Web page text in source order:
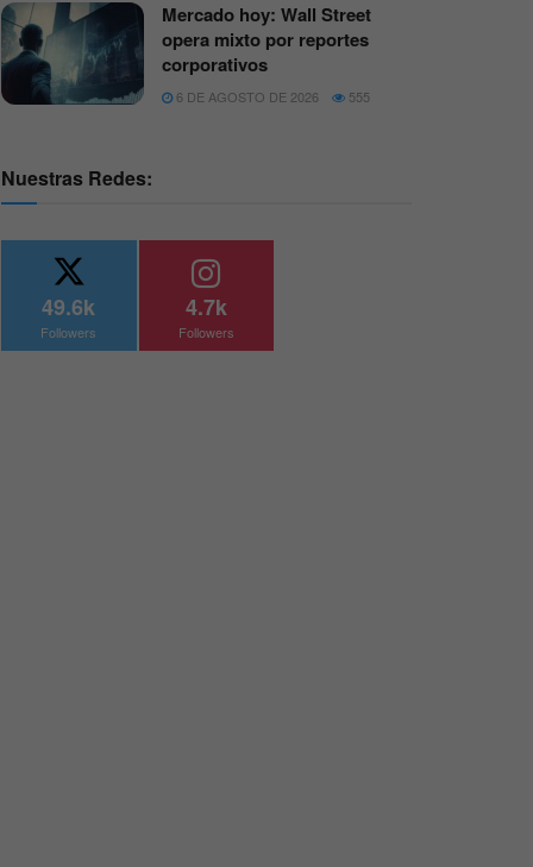
Mercado hoy: Wall Street
opera mixto por reportes
corporativos
6 DE AGOSTO DE 2026 555
Nuestras Redes:
49.6k
Followers
4.7k
Followers